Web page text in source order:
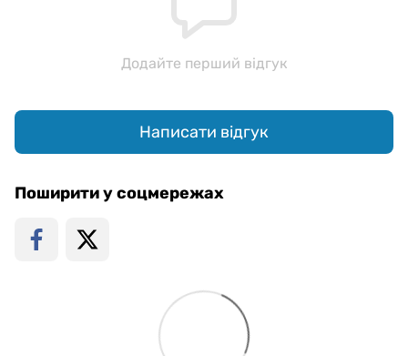
Додайте перший відгук
Написати відгук
Поширити у соцмережах